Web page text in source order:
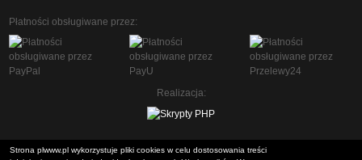
Płatności obsługiwane przez:
Realizacja:
Strona plwww.pl wykorzystuje pliki cookies w celu dostosowania treści